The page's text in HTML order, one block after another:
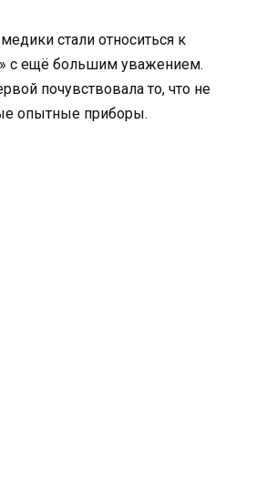
стали относиться к
с ещё большим уважением.
почувствовала то, что не
опытные приборы.